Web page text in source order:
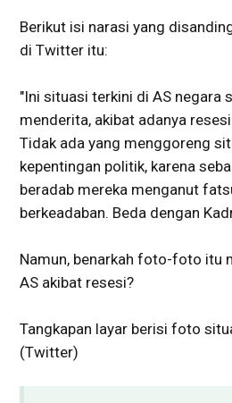
Berikut isi narasi yang
di Twitter itu:
"Ini situasi terkini di AS negara
menderita, akibat adanya
Tidak ada yang menggoreng
kepentingan politik, karena
beradab mereka menganut
berkeadaban. Beda dengan
Namun, benarkah foto-foto itu
AS akibat resesi?
Tangkapan layar berisi foto
(Twitter)